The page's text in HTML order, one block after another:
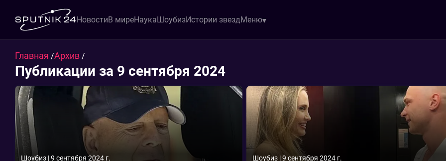
НовостиВ миреНаукаШоубизИстории звездМеню
Главная /Архив /
Публикации за 9 сентября 2024
Шоубиз |9 сентября 2024 г. Шоубиз |9 сентября 2024 г.